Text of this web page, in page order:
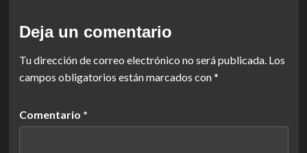
Deja un comentario
Tu dirección de correo electrónico no será publicada. Los
campos obligatorios están marcados con*
Comentario *